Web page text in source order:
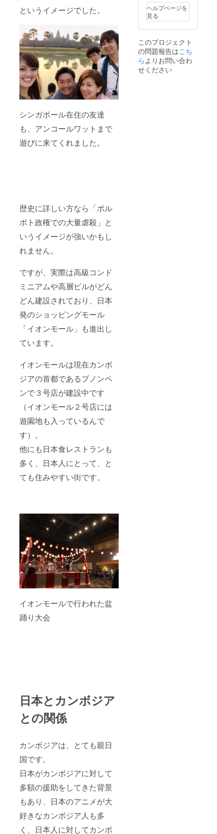
というイメージでした。
シンガポール在住の友達
も、アンコールワットまで
遊びに来てくれました。
歴史に詳しい方なら「ポル
ポト政権での大量虐殺」と
いうイメージが強いかもし
れません。
ですが、実際は高級コンド
ミニアムや高層ビルがどん
どん建設されており、日本
発のショッピングモール
「イオンモール」も進出し
ています。
イオンモールは現在カンボ
ジアの首都であるプノンペ
ンで３号店が建設中です
（イオンモール２号店には
遊園地も入っているんで
す）。
他にも日本食レストランも
多く、日本人にとって、と
ても住みやすい街です。
イオンモールで行われた盆
踊り大会
日本とカンボジア
との関係
カンボジアは、とても親日
国です。
日本がカンボジアに対して
多額の援助をしてきた背景
もあり、日本のアニメが大
好きなカンボジア人も多
く、日本人に対してカンボ
ヘルプページを
見る
このプロジェクト
の問題報告はこち
ら よりお問い合わ
せください